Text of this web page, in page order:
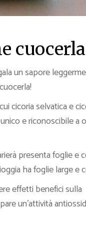
cuocerla
un sapore
cicoria selvatica e
e riconoscibile a
presenta foglie e
ha foglie large e
effetti benefici sulla
un’attività